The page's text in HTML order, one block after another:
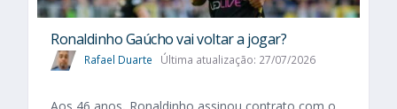
Ronaldinho Gaúcho vai voltar a jogar?
Rafael Duarte Última atualização: 27/07/2026